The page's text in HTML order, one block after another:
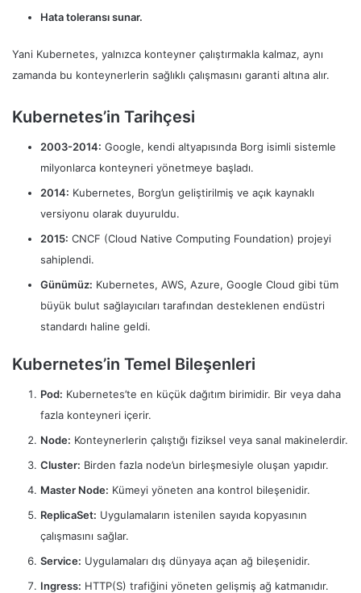
Hata toleransı sunar.
Yani Kubernetes, yalnızca konteyner çalıştırmakla kalmaz, aynı
zamanda bu konteynerlerin sağlıklı çalışmasını garanti altına alır.
Kubernetes’in Tarihçesi
2003-2014: Google, kendi altyapısında Borg isimli sistemle
milyonlarca konteyneri yönetmeye başladı.
2014: Kubernetes, Borg’un geliştirilmiş ve açık kaynaklı
versiyonu olarak duyuruldu.
2015: CNCF (Cloud Native Computing Foundation) projeyi
sahiplendi.
Günümüz: Kubernetes, AWS, Azure, Google Cloud gibi tüm
büyük bulut sağlayıcıları tarafından desteklenen endüstri
standardı haline geldi.
Kubernetes’in Temel Bileşenleri
Pod: Kubernetes’te en küçük dağıtım birimidir. Bir veya daha
fazla konteyneri içerir.
Node: Konteynerlerin çalıştığı fiziksel veya sanal makinelerdir.
Cluster: Birden fazla node’un birleşmesiyle oluşan yapıdır.
Master Node: Kümeyi yöneten ana kontrol bileşenidir.
ReplicaSet: Uygulamaların istenilen sayıda kopyasının
çalışmasını sağlar.
Service: Uygulamaları dış dünyaya açan ağ bileşenidir.
Ingress: HTTP(S) trafiğini yöneten gelişmiş ağ katmanıdır.